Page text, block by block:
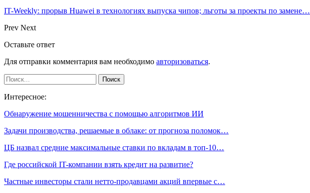
IT-Weekly: прорыв Huawei в технологиях выпуска чипов; льготы за проекты по замене…
Prev Next
Оставьте ответ
Для отправки комментария вам необходимо авторизоваться.
Интересное:
Обнаружение мошенничества с помощью алгоритмов ИИ
Задачи производства, решаемые в облаке: от прогноза поломок…
ЦБ назвал средние максимальные ставки по вкладам в топ-10…
Где российской IT-компании взять кредит на развитие?
Частные инвесторы стали нетто-продавцами акций впервые с…